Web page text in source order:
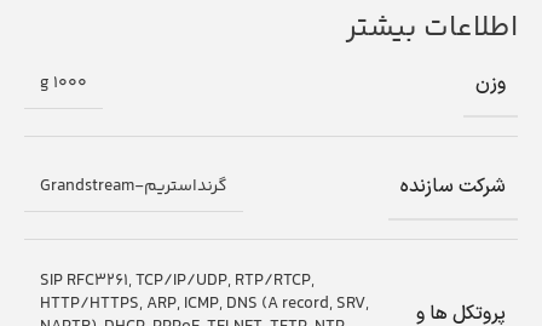
اطلاعات بیشتر
وزن 1000 g
شرکت سازنده گرنداستریم-Grandstream
پروتکل ها و
SIP RFC3261, TCP/IP/UDP, RTP/RTCP,
HTTP/HTTPS, ARP, ICMP, DNS (A record, SRV,